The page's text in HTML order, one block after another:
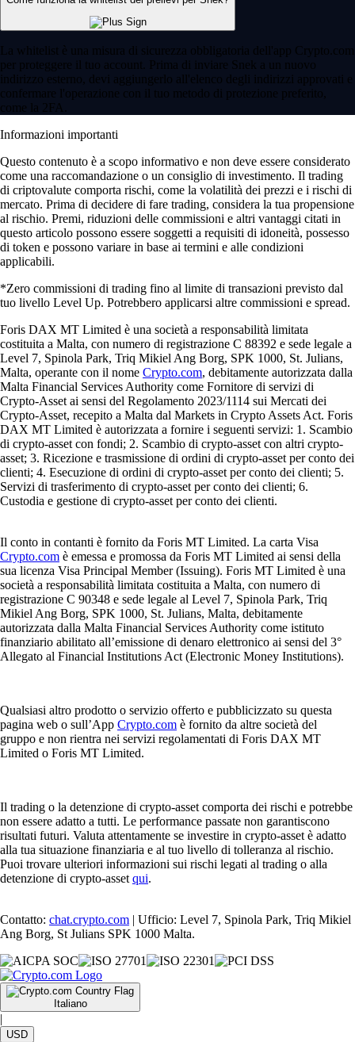
La whitelist è una misura di sicurezza obbligatoria dell'app Crypto.com
per proteggere il tuo account. Prima di inviare Snek a un nuovo
indirizzo esterno, devi aggiungerlo all'elenco degli indirizzi approvati e
confermare l'operazione con il tuo metodo di protezione preferito,
come la 2FA.
Informazioni importanti
Questo contenuto è a scopo informativo e non deve essere considerato
come una raccomandazione o un consiglio di investimento. Il trading
di criptovalute comporta rischi, come la volatilità dei prezzi e i rischi di
mercato. Prima di decidere di fare trading, considera la tua propensione
al rischio. Premi, riduzioni delle commissioni e altri vantaggi citati in
questo articolo possono essere soggetti a requisiti di idoneità, possesso
di token e possono variare in base ai termini e alle condizioni
applicabili.
*Zero commissioni di trading fino al limite di transazioni previsto dal
tuo livello Level Up. Potrebbero applicarsi altre commissioni e spread.
Foris DAX MT Limited è una società a responsabilità limitata
costituita a Malta, con numero di registrazione C 88392 e sede legale a
Level 7, Spinola Park, Triq Mikiel Ang Borg, SPK 1000, St. Julians,
Malta, operante con il nome Crypto.com, debitamente autorizzata dalla
Malta Financial Services Authority come Fornitore di servizi di
Crypto-Asset ai sensi del Regolamento 2023/1114 sui Mercati dei
Crypto-Asset, recepito a Malta dal Markets in Crypto Assets Act. Foris
DAX MT Limited è autorizzata a fornire i seguenti servizi: 1. Scambio
di crypto-asset con fondi; 2. Scambio di crypto-asset con altri crypto-
asset; 3. Ricezione e trasmissione di ordini di crypto-asset per conto dei
clienti; 4. Esecuzione di ordini di crypto-asset per conto dei clienti; 5.
Servizi di trasferimento di crypto-asset per conto dei clienti; 6.
Custodia e gestione di crypto-asset per conto dei clienti.
Il conto in contanti è fornito da Foris MT Limited. La carta Visa
Crypto.com è emessa e promossa da Foris MT Limited ai sensi della
sua licenza Visa Principal Member (Issuing). Foris MT Limited è una
società a responsabilità limitata costituita a Malta, con numero di
registrazione C 90348 e sede legale al Level 7, Spinola Park, Triq
Mikiel Ang Borg, SPK 1000, St. Julians, Malta, debitamente
autorizzata dalla Malta Financial Services Authority come istituto
finanziario abilitato all’emissione di denaro elettronico ai sensi del 3°
Allegato al Financial Institutions Act (Electronic Money Institutions).
Qualsiasi altro prodotto o servizio offerto e pubblicizzato su questa
pagina web o sull’App Crypto.com è fornito da altre società del
gruppo e non rientra nei servizi regolamentati di Foris DAX MT
Limited o Foris MT Limited.
Il trading o la detenzione di crypto-asset comporta dei rischi e potrebbe
non essere adatto a tutti. Le performance passate non garantiscono
risultati futuri. Valuta attentamente se investire in crypto-asset è adatto
alla tua situazione finanziaria e al tuo livello di tolleranza al rischio.
Puoi trovare ulteriori informazioni sui rischi legati al trading o alla
detenzione di crypto-asset qui.
Contatto: chat.crypto.com | Ufficio: Level 7, Spinola Park, Triq Mikiel
Ang Borg, St Julians SPK 1000 Malta.
Italiano
|
USD